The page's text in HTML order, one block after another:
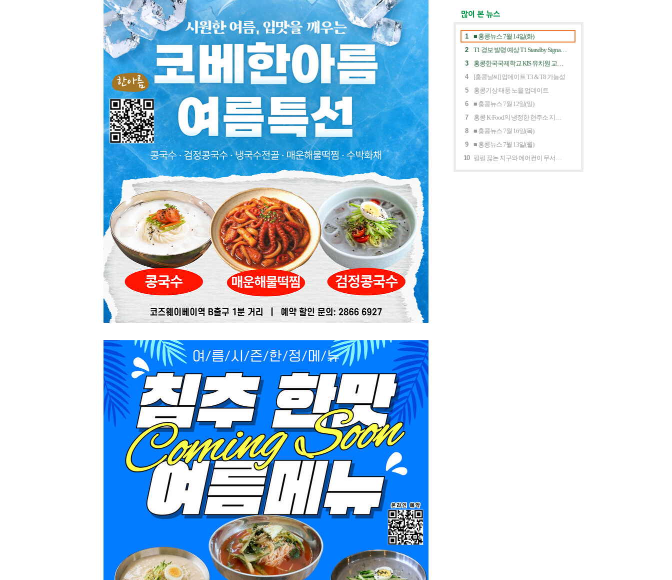
많이 본 뉴스
1
■ 홍콩뉴스 7월 14일(화)
2
3
4
[홍콩날씨] 업데이트 T3 & T8 가능성
5
홍콩기상 태풍 노을 업데이트
6
■ 홍콩뉴스 7월 12일(일)
7
8
■ 홍콩뉴스 7월 16일(목)
9
■ 홍콩뉴스 7월 13일(월)
10